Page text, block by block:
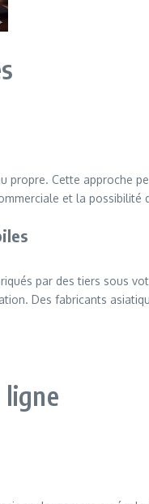
propre. Cette approche
et la possibilité
par des tiers sous
Des fabricants
ligne